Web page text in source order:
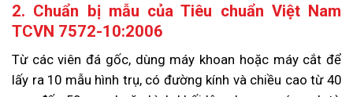
2. Chuẩn bị mẫu của Tiêu chuẩn Việt Nam
TCVN 7572-10:2006
Từ các viên đá gốc, dùng máy khoan hoặc máy cắt để
lấy ra 10 mẫu hình trụ, có đường kính và chiều cao từ 40